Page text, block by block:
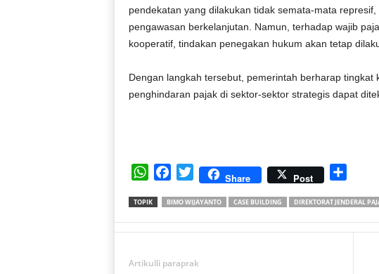
pendekatan yang dilakukan tidak semata-mata
pengawasan berkelanjutan. Namun, terhadap wajib
kooperatif, tindakan penegakan hukum akan tetap
Dengan langkah tersebut, pemerintah berharap
penghindaran pajak di sektor-sektor strategis dapat
W
a
t
c
e
T
i
t
Share Post
a
r
TOPIK BIMO WIJAYANTO CASE BUILDING DIREKTORAT JENDERAL
Artikulli paraprak